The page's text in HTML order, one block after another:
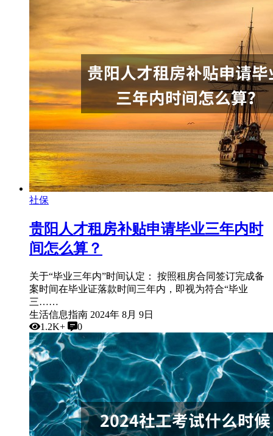
社保
贵阳人才租房补贴申请毕业三年内时
间怎么算？
关于“毕业三年内”时间认定： 按照租房合同签订完成备
案时间在毕业证落款时间三年内，即视为符合“毕业
三……
生活信息指南 2024年 8月 9日
1.2K+
0